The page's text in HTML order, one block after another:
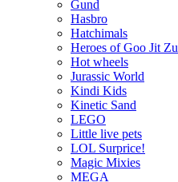
Gund
Hasbro
Hatchimals
Heroes of Goo Jit Zu
Hot wheels
Jurassic World
Kindi Kids
Kinetic Sand
LEGO
Little live pets
LOL Surprice!
Magic Mixies
MEGA